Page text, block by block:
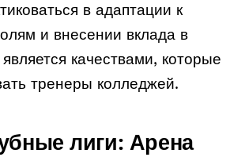
в адаптации к
и внесении вклада в
качествами, которые
тренеры колледжей.
лиги: Арена